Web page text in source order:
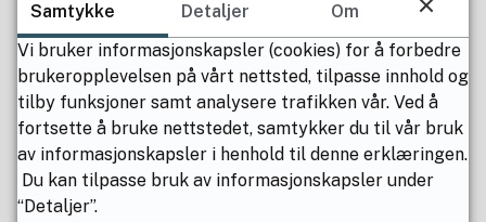
LUMINA
Samtykke Detaljer
Om
Vi bruker informasjonskapsler (cookies) for å forbedre
brukeropplevelsen på vårt nettsted, tilpasse innhold og
tilby funksjoner samt analysere trafikken vår. Ved å
fortsette å bruke nettstedet, samtykker du til vår bruk
av informasjonskapsler i henhold til denne erklæringen.
Du kan tilpasse bruk av informasjonskapsler under
“Detaljer”.